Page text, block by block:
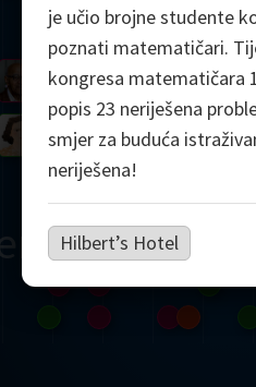
Easley
Penrose
Mandelbrot
Robinson
Blackwell
je učio brojne studente
poznati matematičari.
kongresa matematičara
popis 23 neriješena
smjer za buduća
neriješena!
Hilbert’s Hotel